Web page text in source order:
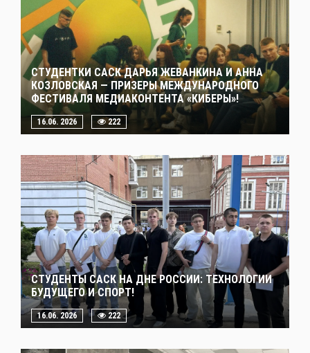
СТУДЕНТКИ САСК ДАРЬЯ ЖЕВАНКИНА И АННА
КОЗЛОВСКАЯ — ПРИЗЕРЫ МЕЖДУНАРОДНОГО
ФЕСТИВАЛЯ МЕДИАКОНТЕНТА «КИБЕРЫ»!
16.06. 2026 222
СТУДЕНТЫ САСК НА ДНЕ РОССИИ: ТЕХНОЛОГИИ
БУДУЩЕГО И СПОРТ!
16.06. 2026 222